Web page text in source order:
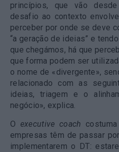
princípios, que vão
desafio ao contexto
perceber por onde se deve
“a geração de ideias” e
que chegámos, há que
que forma podem ser
o nome de «divergente»,
relacionado com as
ideias, triagem e o
negócio», explica.
O executive coach
empresas têm de passar
implementarem o DT: